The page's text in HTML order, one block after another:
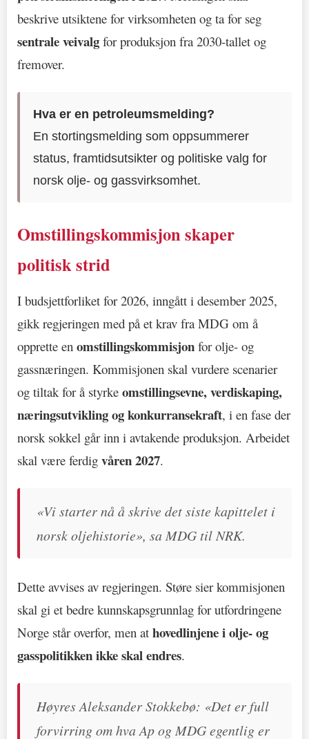
beskrive utsiktene for virksomheten og ta for seg
sentrale veivalg for produksjon fra 2030-tallet og
fremover.
Hva er en petroleumsmelding?
En stortingsmelding som oppsummerer
status, framtidsutsikter og politiske valg for
norsk olje- og gassvirksomhet.
Omstillingskommisjon skaper
politisk strid
I budsjettforliket for 2026, inngått i desember 2025,
gikk regjeringen med på et krav fra MDG om å
opprette en omstillingskommisjon for olje- og
gassnæringen. Kommisjonen skal vurdere scenarier
og tiltak for å styrke omstillingsevne, verdiskaping,
næringsutvikling og konkurransekraft, i en fase der
norsk sokkel går inn i avtakende produksjon. Arbeidet
skal være ferdig våren 2027.
«Vi starter nå å skrive det siste kapittelet i
norsk oljehistorie», sa MDG til NRK.
Dette avvises av regjeringen. Støre sier kommisjonen
skal gi et bedre kunnskapsgrunnlag for utfordringene
Norge står overfor, men at hovedlinjene i olje- og
gasspolitikken ikke skal endres.
Høyres Aleksander Stokkebø: «Det er full
forvirring om hva Ap og MDG egentlig er